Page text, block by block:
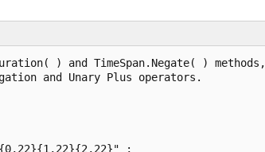
) and TimeSpan.Negate( ) methods,
and Unary Plus operators.
;